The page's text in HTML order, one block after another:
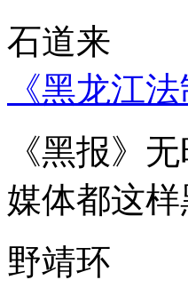
石道来
《黑龙江
《黑报》
媒体都这
野靖环